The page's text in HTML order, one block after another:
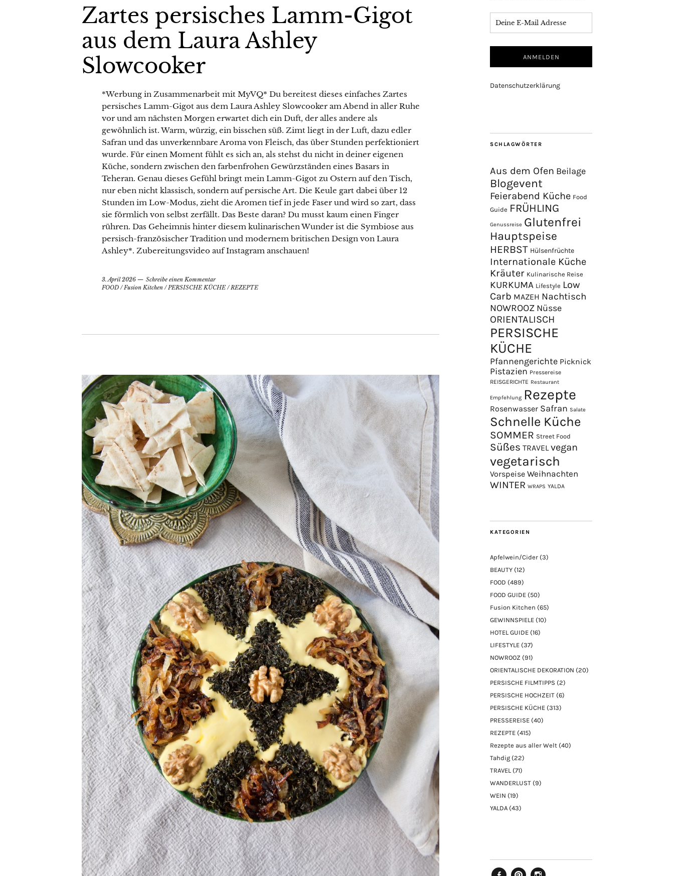
Zartes persisches Lamm-Gigot
aus dem Laura Ashley
Slowcooker
*Werbung in Zusammenarbeit mit MyVQ* Du bereitest dieses einfaches Zartes
persisches Lamm-Gigot aus dem Laura Ashley Slowcooker am Abend in aller Ruhe
vor und am nächsten Morgen erwartet dich ein Duft, der alles andere als
gewöhnlich ist. Warm, würzig, ein bisschen süß. Zimt liegt in der Luft, dazu edler
Safran und das unverkennbare Aroma von Fleisch, das über Stunden perfektioniert
wurde. Für einen Moment fühlt es sich an, als stehst du nicht in deiner eigenen
Küche, sondern zwischen den farbenfrohen Gewürzständen eines Basars in
Teheran. Genau dieses Gefühl bringt mein Lamm-Gigot zu Ostern auf den Tisch,
nur eben nicht klassisch, sondern auf persische Art. Die Keule gart dabei über 12
Stunden im Low-Modus, zieht die Aromen tief in jede Faser und wird so zart, dass
sie förmlich von selbst zerfällt. Das Beste daran? Du musst kaum einen Finger
rühren. Das Geheimnis hinter diesem kulinarischen Wunder ist die Symbiose aus
persisch-französischer Tradition und modernem britischen Design von Laura
Ashley*. Zubereitungsvideo auf Instagram anschauen!
3. April 2026
Schreibe einen Kommentar
FOOD /Fusion Kitchen /PERSISCHE KÜCHE /REZEPTE
Datenschutzerklärung
SCHLAGWÖRTER
Aus dem Ofen Beilage
Blogevent
Feierabend Küche Food
Guide FRÜHLING
Genussreise Glutenfrei
Hauptspeise
HERBST Hülsenfrüchte
Internationale Küche
Kräuter Kulinarische Reise
KURKUMA Lifestyle Low
Carb MAZEH Nachtisch
NOWROOZ Nüsse
ORIENTALISCH
PERSISCHE
KÜCHE
Pfannengerichte Picknick
Pistazien Pressereise
REISGERICHTE Restaurant
Empfehlung Rezepte
Rosenwasser Safran Salate
Schnelle Küche
SOMMER Street Food
Süßes TRAVEL vegan
vegetarisch
Vorspeise Weihnachten
WINTER WRAPS YALDA
KATEGORIEN
Apfelwein/Cider (3)
BEAUTY (12)
FOOD (489)
FOOD GUIDE (50)
Fusion Kitchen (65)
GEWINNSPIELE (10)
HOTEL GUIDE (16)
LIFESTYLE (37)
NOWROOZ (91)
ORIENTALISCHE DEKORATION (20)
PERSISCHE FILMTIPPS (2)
PERSISCHE HOCHZEIT (6)
PERSISCHE KÜCHE (313)
PRESSEREISE (40)
REZEPTE (415)
Rezepte aus aller Welt (40)
Tahdig (22)
TRAVEL (71)
WANDERLUST (9)
WEIN (19)
YALDA (43)
Mit meinem Newsletter bist du 1–2 Mal pro Woche
ganz nah dran an meinen neuesten Rezepten,
erhältst Tipps für den Alltag in der Küche, reichlich
kulinarische Inspiration und Infos über Aktionen &
Gewinnspiele
Datenschutzerklärung